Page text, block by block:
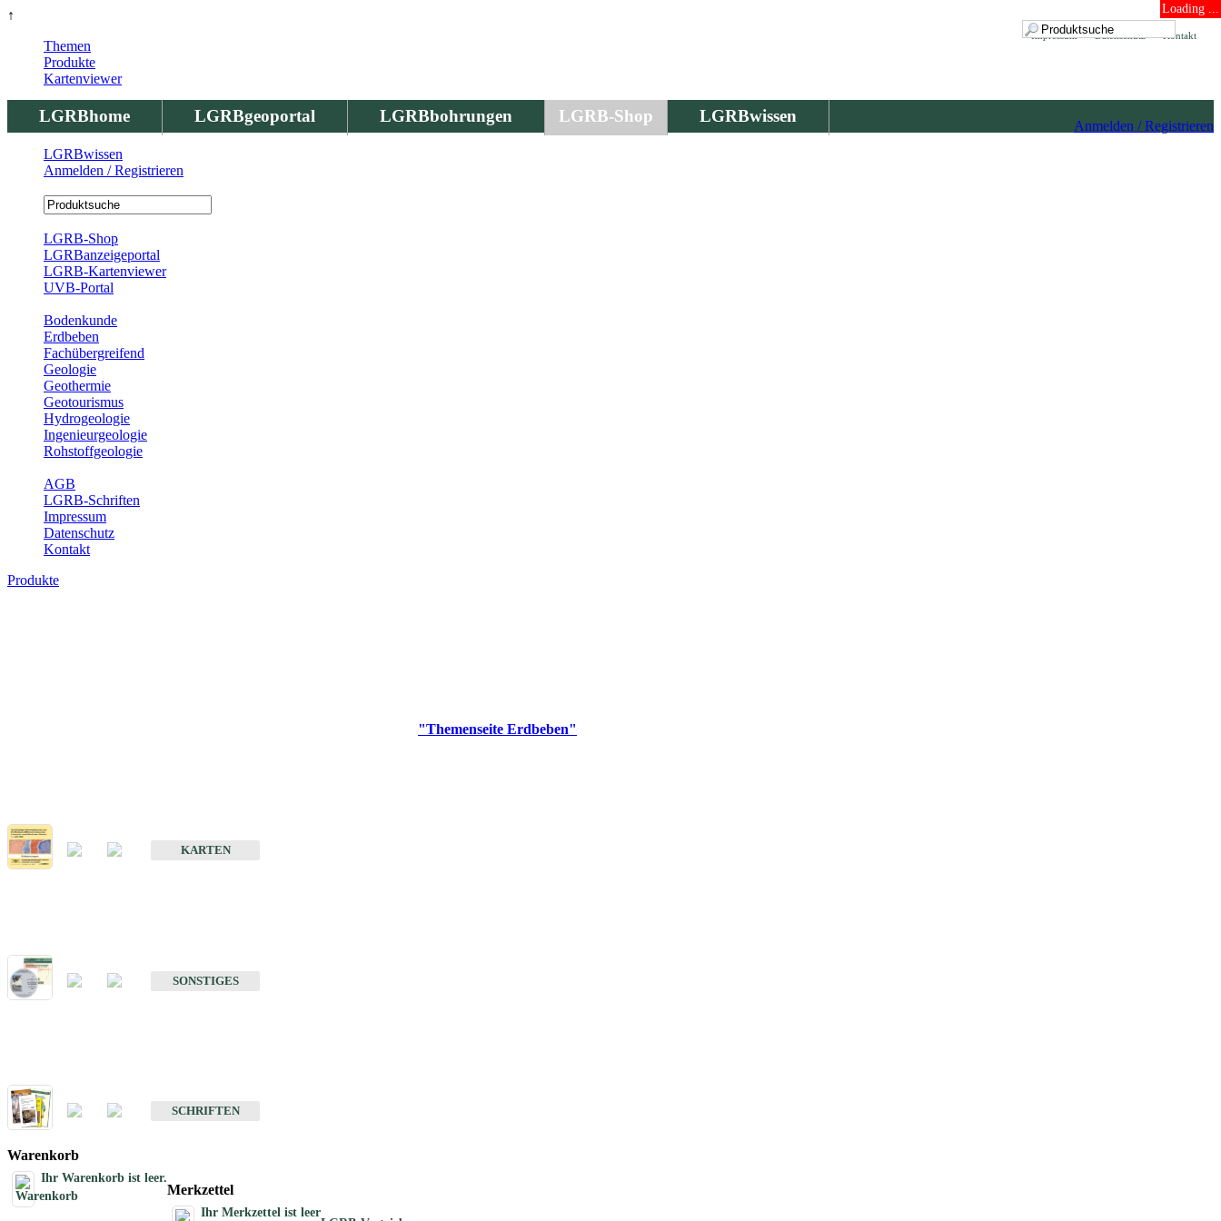
↑ Loading ...
Kontakt
Datenschutz
Impressum
LGRBhome LGRBgeoportal LGRBbohrungen LGRB-Shop LGRBwissen
Anmelden / Registrieren
Themen
Produkte
Kartenviewer
LGRBwissen
Anmelden / Registrieren
LGRB-Shop
LGRBanzeigeportal
LGRB-Kartenviewer
UVB-Portal
Bodenkunde
Erdbeben
Fachübergreifend
Geologie
Geothermie
Geotourismus
Hydrogeologie
Ingenieurgeologie
Rohstoffgeologie
AGB
LGRB-Schriften
Impressum
Datenschutz
Kontakt
Produkte
"Themenseite Erdbeben"
KARTEN
SONSTIGES
SCHRIFTEN
Warenkorb
Ihr Warenkorb ist leer.
Merkzettel
Ihr Merkzettel ist leer